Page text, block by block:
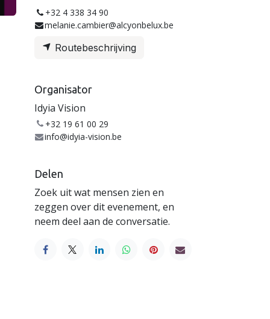
+32 4 338 34 90
melanie.cambier@alcyonbelux.be
Routebeschrijving
Organisator
Idyia Vision
+32 19 61 00 29
info@idyia-vision.be
Delen
Zoek uit wat mensen zien en
zeggen over dit evenement, en
neem deel aan de conversatie.